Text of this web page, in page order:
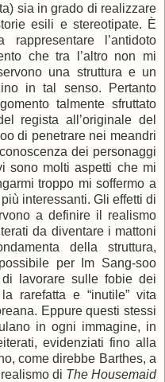
sia in grado di realizzare
esili e stereotipate. È
l’antidoto
che tra l’altro non mi
una struttura e un
in tal senso. Pertanto
talmente sfruttato
regista all’originale del
di penetrare nei meandri
dei personaggi
sono molti aspetti che mi
troppo mi soffermo a
interessanti. Gli effetti di
a definire il realismo
da diventare i mattoni
della struttura,
per Im Sang-soo
lavorare sulle fobie dei
rarefatta e “inutile” vita
Eppure questi stessi
in ogni immagine, in
evidenziati fino alla
come direbbe Barthes, a
di The Housemaid